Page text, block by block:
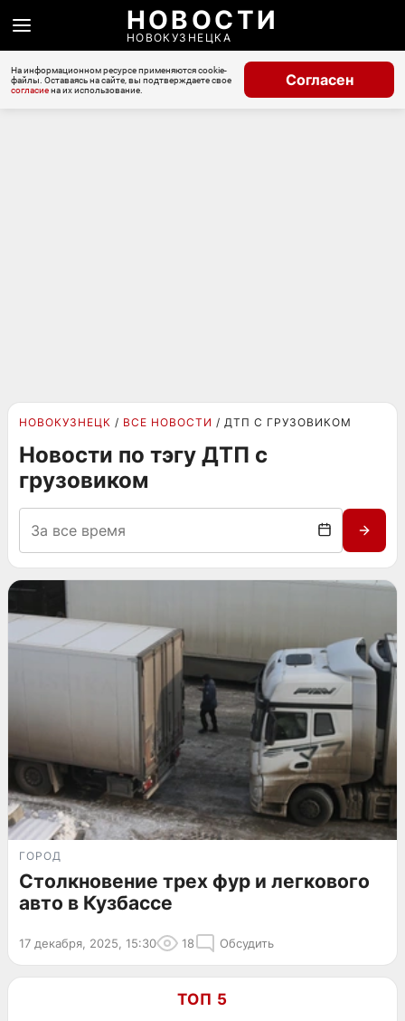
НОВОСТИ
НОВОКУЗНЕЦКА
На информационном ресурсе применяются cookie-
файлы. Оставаясь на сайте, вы подтверждаете свое
согласиена их использование.
Согласен
НОВОКУЗНЕЦК ВСЕ НОВОСТИ ДТП С ГРУЗОВИКОМ
Новости по тэгу ДТП с
грузовиком
ГОРОД
Столкновение трех фур и легкового
авто в Кузбассе
17 декабря, 2025, 15:30 18 Обсудить
ТОП 5